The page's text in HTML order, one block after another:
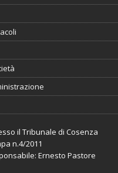
il Tribunale di Cosenza
n.4/2011
Ernesto Pastore